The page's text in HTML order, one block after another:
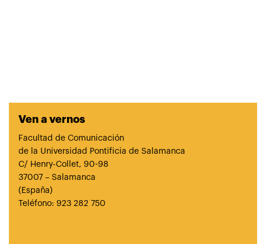
Ven a vernos
Facultad de Comunicación
de la Universidad Pontificia de Salamanca
C/ Henry-Collet, 90-98
37007 – Salamanca
(España)
Teléfono: 923 282 750